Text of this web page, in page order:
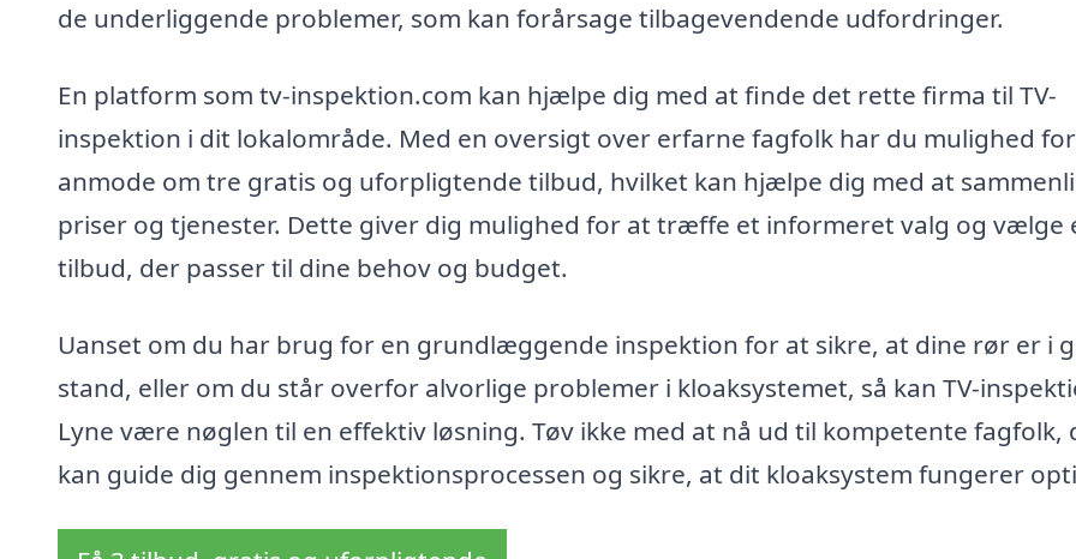
de underliggende problemer, som kan forårsage tilbagevendende udfordringer.
En platform som tv-inspektion.com kan hjælpe dig med at finde det rette firma til TV-
inspektion i dit lokalområde. Med en oversigt over erfarne fagfolk har du mulighed
anmode om tre gratis og uforpligtende tilbud, hvilket kan hjælpe dig med at
priser og tjenester. Dette giver dig mulighed for at træffe et informeret valg og vælge
tilbud, der passer til dine behov og budget.
Uanset om du har brug for en grundlæggende inspektion for at sikre, at dine rør er i
stand, eller om du står overfor alvorlige problemer i kloaksystemet, så kan TV-
Lyne være nøglen til en effektiv løsning. Tøv ikke med at nå ud til kompetente fagfolk,
kan guide dig gennem inspektionsprocessen og sikre, at dit kloaksystem fungerer